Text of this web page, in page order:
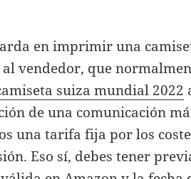
en imprimir una
vendedor, que
suiza mundial 2022
de una comunicación
una tarifa fija por los
Eso sí, debes tener